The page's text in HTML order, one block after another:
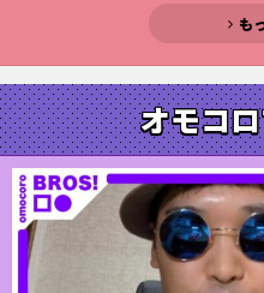
も
オモコ